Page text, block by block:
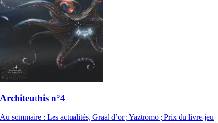
Architeuthis n°4
Au sommaire : Les actualités, Graal d’or ; Yaztromo ; Prix du livre-jeu